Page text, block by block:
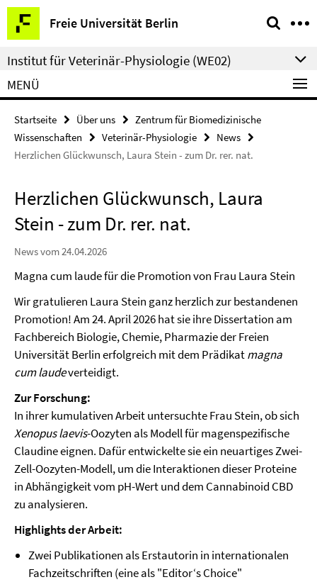
Springe
direkt
zu
Inhalt
Freie Universität Berlin
Service-
Navigation
Institut für Veterinär-Physiologie (WE02)
MENÜ
Startseite Über uns
Zentrum für Biomedizinische
Wissenschaften
Veterinär-Physiologie
News
Herzlichen Glückwunsch, Laura Stein - zum Dr. rer. nat.
Herzlichen Glückwunsch, Laura
Stein - zum Dr. rer. nat.
News vom 24.04.2026
Magna cum laude für die Promotion von Frau Laura Stein
Wir gratulieren Laura Stein ganz herzlich zur bestandenen
Promotion! Am 24. April 2026 hat sie ihre Dissertation am
Fachbereich Biologie, Chemie, Pharmazie der Freien
Universität Berlin erfolgreich mit dem Prädikatmagna
cum laudeverteidigt.
Zur Forschung:
In ihrer kumulativen Arbeit untersuchte Frau Stein, ob sich
Xenopus laevis-Oozyten als Modell für magenspezifische
Claudine eignen. Dafür entwickelte sie ein neuartiges Zwei-
Zell-Oozyten-Modell, um die Interaktionen dieser Proteine
in Abhängigkeit vom pH-Wert und dem Cannabinoid CBD
zu analysieren.
Highlights der Arbeit:
Zwei Publikationen als Erstautorin in internationalen
Fachzeitschriften (eine als "Editor‘s Choice"